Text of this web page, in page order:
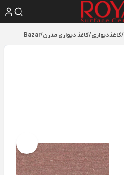
/کاغذدیواری/کاغذ دیواری مدرن/
Bazar